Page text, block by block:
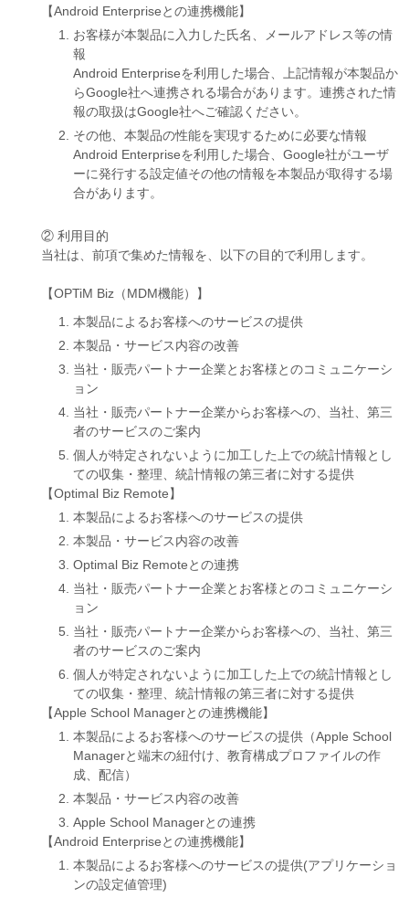
【Android Enterpriseとの連携機能】
お客様が本製品に入力した氏名、メールアドレス等の情
報
Android Enterpriseを利用した場合、上記情報が本製品か
らGoogle社へ連携される場合があります。連携された情
報の取扱はGoogle社へご確認ください。
その他、本製品の性能を実現するために必要な情報
Android Enterpriseを利用した場合、Google社がユーザ
ーに発行する設定値その他の情報を本製品が取得する場
合があります。
② 利用目的
当社は、前項で集めた情報を、以下の目的で利用します。
【OPTiM Biz（MDM機能）】
本製品によるお客様へのサービスの提供
本製品・サービス内容の改善
当社・販売パートナー企業とお客様とのコミュニケーシ
ョン
当社・販売パートナー企業からお客様への、当社、第三
者のサービスのご案内
個人が特定されないように加工した上での統計情報とし
ての収集・整理、統計情報の第三者に対する提供
【Optimal Biz Remote】
本製品によるお客様へのサービスの提供
本製品・サービス内容の改善
Optimal Biz Remoteとの連携
当社・販売パートナー企業とお客様とのコミュニケーシ
ョン
当社・販売パートナー企業からお客様への、当社、第三
者のサービスのご案内
個人が特定されないように加工した上での統計情報とし
ての収集・整理、統計情報の第三者に対する提供
【Apple School Managerとの連携機能】
本製品によるお客様へのサービスの提供（Apple School
Managerと端末の紐付け、教育構成プロファイルの作
成、配信）
本製品・サービス内容の改善
Apple School Managerとの連携
【Android Enterpriseとの連携機能】
本製品によるお客様へのサービスの提供(アプリケーショ
ンの設定値管理)